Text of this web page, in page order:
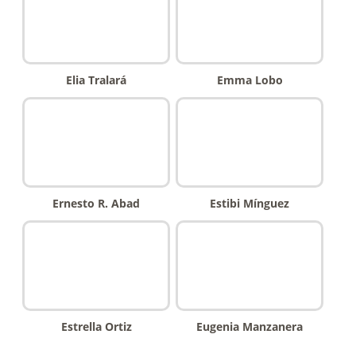
Elia Tralará Emma Lobo
Ernesto R. Abad Estibi Mínguez
Estrella Ortiz Eugenia Manzanera